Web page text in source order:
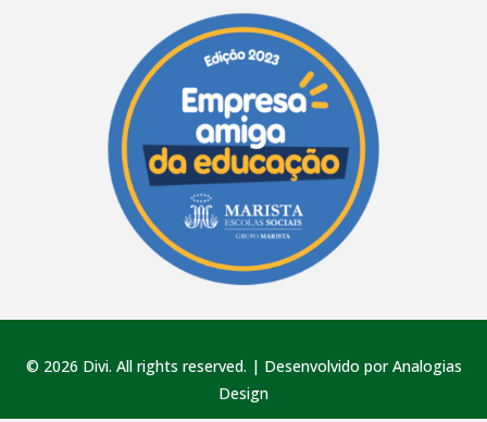
© 2026 Divi. All rights reserved. | Desenvolvido por Analogias
Design